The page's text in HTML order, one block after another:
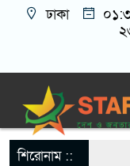
ঢাকা
শিরোনাম ::